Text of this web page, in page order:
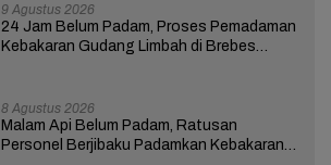
9 Agustus 2026
24 Jam Belum Padam, Proses Pemadaman
Kebakaran Gudang Limbah di Brebes
8 Agustus 2026
Malam Api Belum Padam, Ratusan
Personel Berjibaku Padamkan Kebakaran